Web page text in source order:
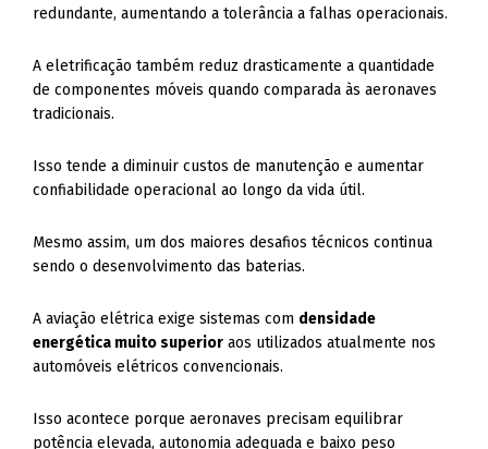
redundante, aumentando a tolerância a falhas operacionais.
A eletrificação também reduz drasticamente a quantidade
de componentes móveis quando comparada às aeronaves
tradicionais.
Isso tende a diminuir custos de manutenção e aumentar
confiabilidade operacional ao longo da vida útil.
Mesmo assim, um dos maiores desafios técnicos continua
sendo o desenvolvimento das baterias.
A aviação elétrica exige sistemas com densidade
energética muito superior aos utilizados atualmente nos
automóveis elétricos convencionais.
Isso acontece porque aeronaves precisam equilibrar
potência elevada, autonomia adequada e baixo peso